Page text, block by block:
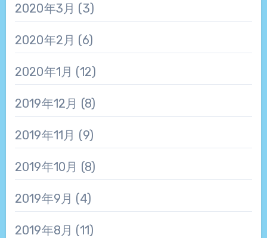
2020年3月 (3)
2020年2月 (6)
2020年1月 (12)
2019年12月 (8)
2019年11月 (9)
2019年10月 (8)
2019年9月 (4)
2019年8月 (11)